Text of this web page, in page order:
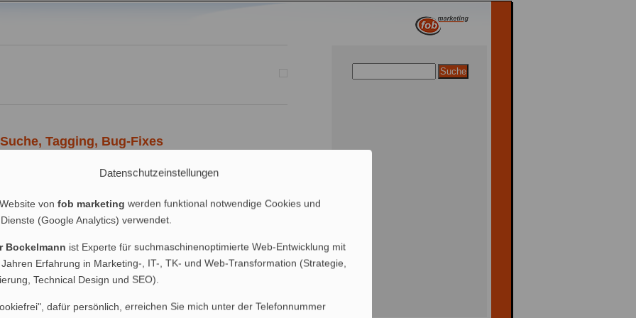
Tagging, Bug-Fixes
sondern auch als CMS (Content Management System),
Erweiterungen), die nach jedem WordPress-Update auf
korrigieren sind. Nach dem Update auf die WordPress-Version
Problemlösungen entdeckt: Das WordPress-Plugin Search Pages
| 5 Kommentare
Datenschutzeinstellungen
von fob marketing werden funktional notwendige Cookies und
(Google Analytics) verwendet.
Bockelmann ist Experte für suchmaschinenoptimierte Web-Entwicklung mit
Erfahrung in Marketing-, IT-, TK- und Web-Transformation (Strategie,
Technical Design und SEO).
dafür persönlich, erreichen Sie mich unter der Telefonnummer